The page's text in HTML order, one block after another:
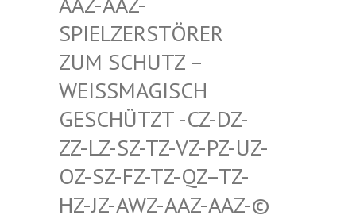
ERSTÖRER ZUM SC
HUTZ – WEISSMA
GISCH GESCHÜT
ZT -CZ-DZ-ZZ-LZ-S
Z-TZ-VZ-PZ-UZ-OZ-SZ-F
Z-TZ-QZ–TZ-HZ-JZ-A
WZ-AAZ-AAZ-© SCHWULE